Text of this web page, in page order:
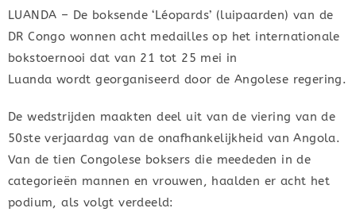
LUANDA – De boksende ‘Léopards’ (luipaarden) van de
DR Congo wonnen acht medailles op het internationale
bokstoernooi dat van 21 tot 25 mei in
Luanda wordt georganiseerd door de Angolese regering.
De wedstrijden maakten deel uit van de viering van de
50ste verjaardag van de onafhankelijkheid van Angola.
Van de tien Congolese boksers die meededen in de
categorieën mannen en vrouwen, haalden er acht het
podium, als volgt verdeeld: